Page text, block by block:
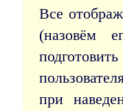
Все
(назовём
при